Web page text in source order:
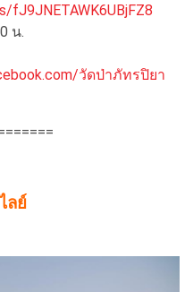
fJ9JNETAWK6UBjFZ8
น.
วัดป่าภัทรปิยา
ลย์